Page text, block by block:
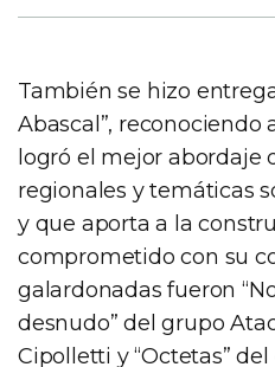
También se hizo
Abascal”, reconociendo
logró el mejor abordaje
regionales y temáticas
y que aporta a la
comprometido con su
galardonadas fueron
desnudo” del grupo
Cipolletti y “Octetas”